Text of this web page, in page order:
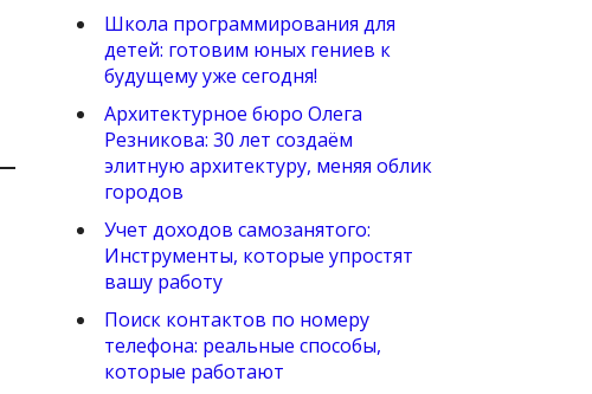
Школа программирования для
детей: готовим юных гениев к
будущему уже сегодня!
Архитектурное бюро Олега
Резникова: 30 лет создаём
элитную архитектуру, меняя облик
городов
Учет доходов самозанятого:
Инструменты, которые упростят
вашу работу
Поиск контактов по номеру
телефона: реальные способы,
которые работают